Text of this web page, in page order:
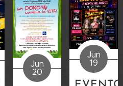
Jun
20
Jun
19